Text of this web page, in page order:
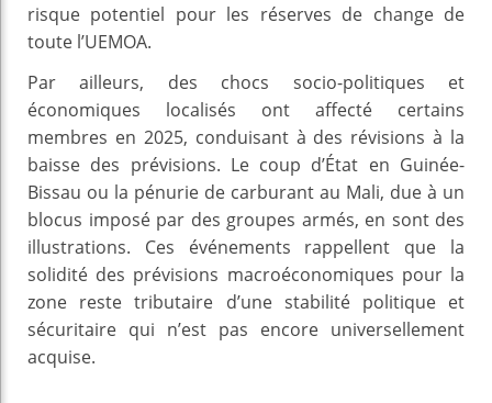
risque potentiel pour les réserves de change de
toute l’UEMOA.
Par ailleurs, des chocs socio-politiques et
économiques localisés ont affecté certains
membres en 2025, conduisant à des révisions à la
baisse des prévisions. Le coup d’État en Guinée-
Bissau ou la pénurie de carburant au Mali, due à un
blocus imposé par des groupes armés, en sont des
illustrations. Ces événements rappellent que la
solidité des prévisions macroéconomiques pour la
zone reste tributaire d’une stabilité politique et
sécuritaire qui n’est pas encore universellement
acquise.